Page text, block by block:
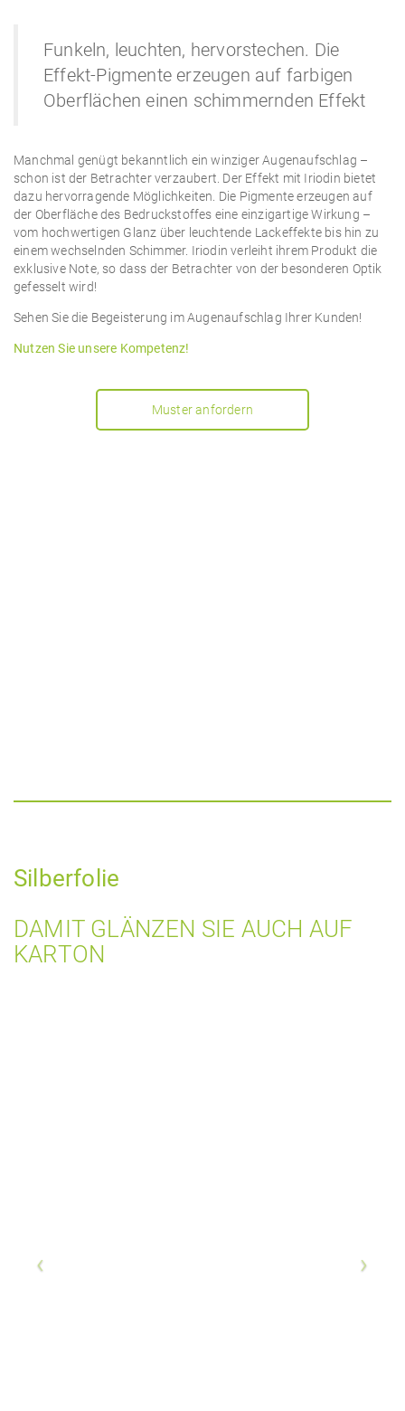
Funkeln, leuchten, hervorstechen. Die
Effekt-Pigmente erzeugen auf farbigen
Oberflächen einen schimmernden Effekt
Manchmal genügt bekanntlich ein winziger Augenaufschlag –
schon ist der Betrachter verzaubert. Der Effekt mit Iriodin bietet
dazu hervorragende Möglichkeiten. Die Pigmente erzeugen auf
der Oberfläche des Bedruckstoffes eine einzigartige Wirkung –
vom hochwertigen Glanz über leuchtende Lackeffekte bis hin zu
einem wechselnden Schimmer. Iriodin verleiht ihrem Produkt die
exklusive Note, so dass der Betrachter von der besonderen Optik
gefesselt wird!
Sehen Sie die Begeisterung im Augenaufschlag Ihrer Kunden!
Nutzen Sie unsere Kompetenz!
Muster anfordern
Silberfolie
DAMIT GLÄNZEN SIE AUCH AUF
KARTON